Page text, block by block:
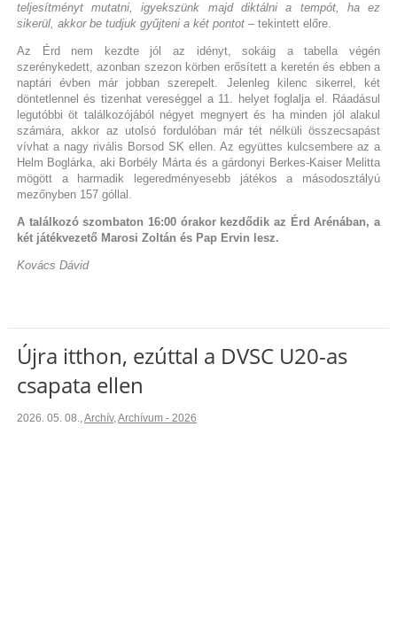
teljesítményt mutatni, igyekszünk majd diktálni a tempót, ha ez
sikerül, akkor be tudjuk gyűjteni a két pontot– tekintett előre.
Az Érd nem kezdte jól az idényt, sokáig a tabella végén
szerénykedett, azonban szezon körben erősített a keretén és ebben a
naptári évben már jobban szerepelt. Jelenleg kilenc sikerrel, két
döntetlennel és tizenhat vereséggel a 11. helyet foglalja el. Ráadásul
legutóbbi öt találkozójából négyet megnyert és ha minden jól alakul
számára, akkor az utolsó fordulóban már tét nélküli összecsapást
vívhat a nagy rivális Borsod SK ellen. Az együttes kulcsembere az a
Helm Boglárka, aki Borbély Márta és a gárdonyi Berkes-Kaiser Melitta
mögött a harmadik legeredményesebb játékos a másodosztályú
mezőnyben 157 góllal.
A találkozó szombaton 16:00 órakor kezdődik az Érd Arénában, a
két játékvezető Marosi Zoltán és Pap Ervin lesz.
Kovács Dávid
Újra itthon, ezúttal a DVSC U20-as
csapata ellen
2026. 05. 08.,Archív,Archívum - 2026